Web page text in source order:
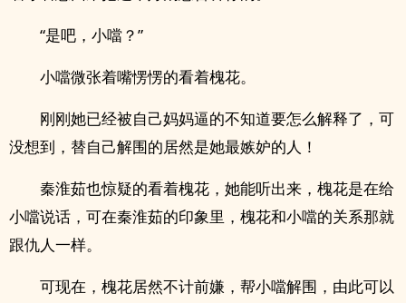
“是吧，小噹？”
小噹微张着嘴愣愣的看着槐花。
刚刚她已经被自己妈妈逼的不知道要怎么解释了，可
没想到，替自己解围的居然是她最嫉妒的人！
秦淮茹也惊疑的看着槐花，她能听出来，槐花是在给
小噹说话，可在秦淮茹的印象里，槐花和小噹的关系那就
跟仇人一样。
可现在，槐花居然不计前嫌，帮小噹解围，由此可以